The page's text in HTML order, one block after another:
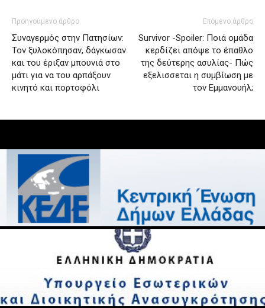
Προηγούμενο άρθρο
Συναγερμός στην Πατησίων:
Τον ξυλοκόπησαν, δάγκωσαν
και του έριξαν μπουνιά στο
μάτι για να του αρπάξουν
κινητό και πορτοφόλι
Επόμενο άρθρο
Survivor -Spoiler: Ποιά ομάδα
κερδίζει απόψε το έπαθλο
της δεύτερης ασυλίας- Πώς
εξελισσεται η συμβίωση με
τον Εμμανουήλ;